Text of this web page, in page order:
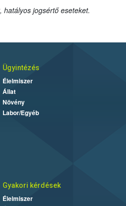
jogsértő eseteket.
Ügyintézés
Élelmiszer
Állat
Növény
Labor/Egyéb
Gyakori kérdések
Élelmiszer